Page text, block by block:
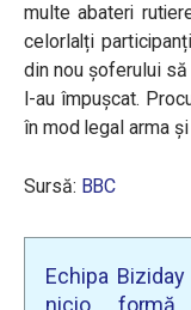
multe abateri
celorlalți
din nou șoferului
l-au împușcat.
în mod legal arma
Sursă: BBC
Echipa
nicio